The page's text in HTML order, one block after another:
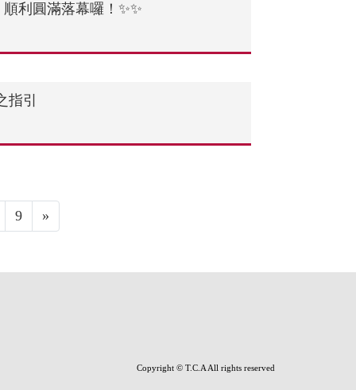
利圓滿落幕囉！✨✨
引
9 »
Copyright © T.C.A All rights reserved